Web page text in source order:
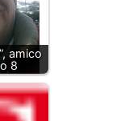
amico
8